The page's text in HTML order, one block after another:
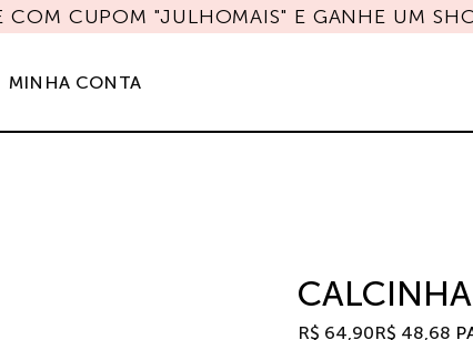
COM CUPOM "JULHOMAIS" E GANHE UM
MINHA CONTA
R$ 64,90R$ 48,68